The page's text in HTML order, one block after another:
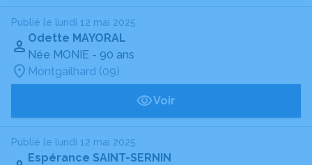
Publié le lundi 12 mai 2025
Odette MAYORAL
Née MONIE - 90 ans
Montgailhard (09)
Voir
Publié le lundi 12 mai 2025
Espérance SAINT-SERNIN